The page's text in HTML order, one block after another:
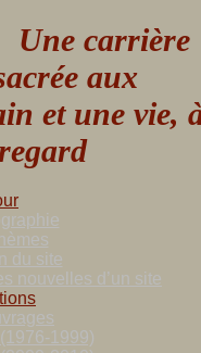
carrière
aux
et une vie,
du site
nouvelles d’un site
1999)